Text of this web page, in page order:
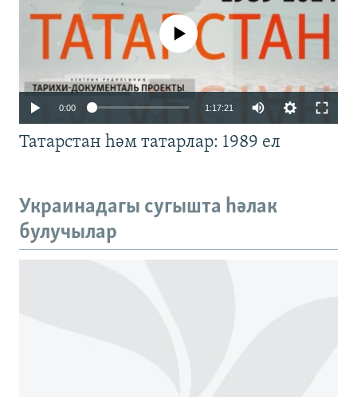
No media source currently available
0:00 1:17:21
720p
Татарстан һәм татарлар: 1989 ел
Украинадагы сугышта һәлак
булучылар